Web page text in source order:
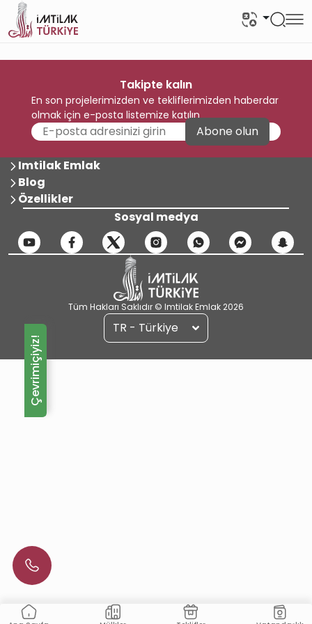
Takipte kalın
En son projelerimizden ve tekliflerimizden haberdar
olmak için e-posta listemize katılın
Abone olun
Imtilak Emlak
Blog
Özellikler
Sosyal medya
Tüm Hakları Saklıdır © Imtilak Emlak 2026
TR - Türkiye
Çevrimiçiyiz!